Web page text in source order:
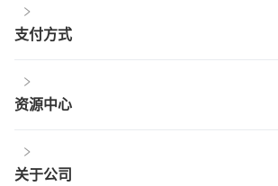
支付方式
资源中心
关于公司